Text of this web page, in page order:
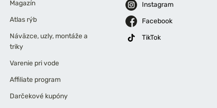
Magazín
Atlas rýb
Náväzce, uzly, montáže a
triky
Varenie pri vode
Affiliate program
Darčekové kupóny
Instagram
Facebook
TikTok